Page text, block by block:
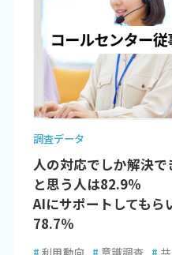
調査データ
人の対応でしか解決
と思う人は82.9％
AIにサポートしてもら
78.7％